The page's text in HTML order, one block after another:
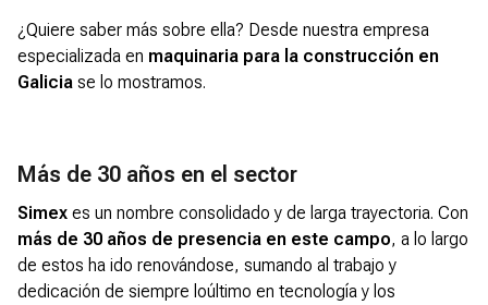
¿Quiere saber más sobre ella? Desde nuestra empresa
especializada en maquinaria para la construcción en
Galicia se lo mostramos.
Más de 30 años en el sector
Simex es un nombre consolidado y de larga trayectoria. Con
más de 30 años de presencia en este campo, a lo largo
de estos ha ido renovándose, sumando al trabajo y
dedicación de siempre loúltimo en tecnología y los